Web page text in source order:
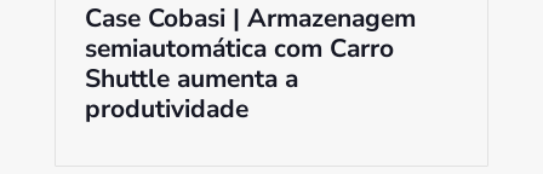
Case Cobasi | Armazenagem
semiautomática com Carro
Shuttle aumenta a
produtividade